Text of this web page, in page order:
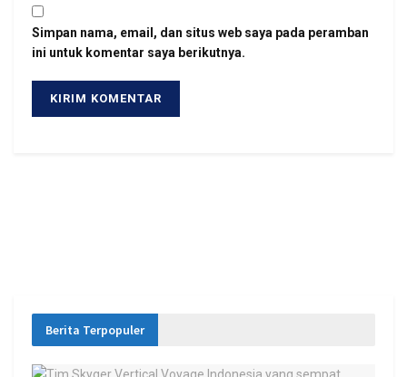
Simpan nama, email, dan situs web saya pada peramban
ini untuk komentar saya berikutnya.
Berita Terpopuler